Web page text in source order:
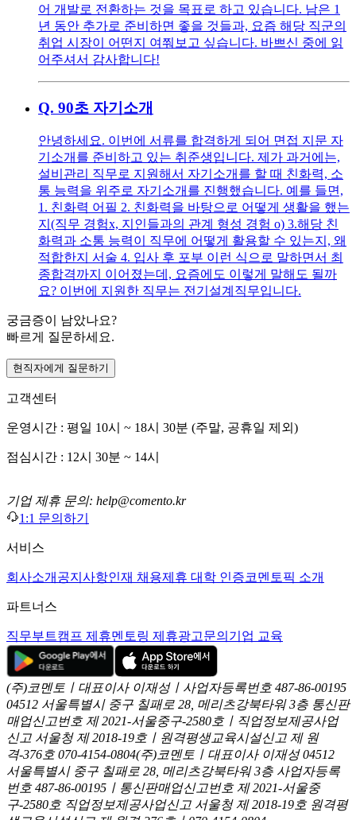
어 개발로 전환하는 것을 목표로 하고 있습니다. 남은 1
년 동안 추가로 준비하면 좋을 것들과, 요즘 해당 직군의
취업 시장이 어떤지 여쭤보고 싶습니다. 바쁘신 중에 읽
어주셔서 감사합니다!
Q. 90초 자기소개
안녕하세요. 이번에 서류를 합격하게 되어 면접 지문 자
기소개를 준비하고 있는 취준생입니다. 제가 과거에는,
설비관리 직무로 지원해서 자기소개를 할 때 친화력, 소
통 능력을 위주로 자기소개를 진행했습니다. 예를 들면,
1. 친화력 어필 2. 친화력을 바탕으로 어떻게 생활을 했는
지(직무 경험x, 지인들과의 관계 형성 경험 o) 3.해당 친
화력과 소통 능력이 직무에 어떻게 활용할 수 있는지, 왜
적합한지 서술 4. 입사 후 포부 이런 식으로 말하면서 최
종합격까지 이어졌는데, 요즘에도 이렇게 말해도 될까
요? 이번에 지원한 직무는 전기설계직무입니다.
궁금증이 남았나요?
빠르게 질문하세요.
현직자에게 질문하기
고객센터
운영시간 : 평일 10시 ~ 18시 30분 (주말, 공휴일 제외)
점심시간 : 12시 30분 ~ 14시
기업 제휴 문의: help@comento.kr
1:1 문의하기
서비스
회사소개 공지사항인재 채용제휴 대학 인증코멘토픽 소개
파트너스
직무부트캠프 제휴멘토링 제휴광고문의 기업 교육
(주)코멘토ㅣ대표이사 이재성ㅣ사업자등록번호 487-86-00195
04512 서울특별시 중구 칠패로 28, 메리츠강북타워 3층 통신판
매업신고번호 제 2021-서울중구-2580호ㅣ직업정보제공사업
신고 서울청 제 2018-19호ㅣ원격평생교육시설신고 제 원
격-376호 070-4154-0804(주)코멘토ㅣ대표이사 이재성 04512
서울특별시 중구 칠패로 28, 메리츠강북타워 3층 사업자등록
번호 487-86-00195ㅣ통신판매업신고번호 제 2021-서울중
구-2580호 직업정보제공사업신고 서울청 제 2018-19호 원격평